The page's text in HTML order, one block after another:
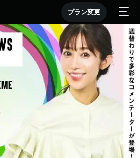
プラン変更